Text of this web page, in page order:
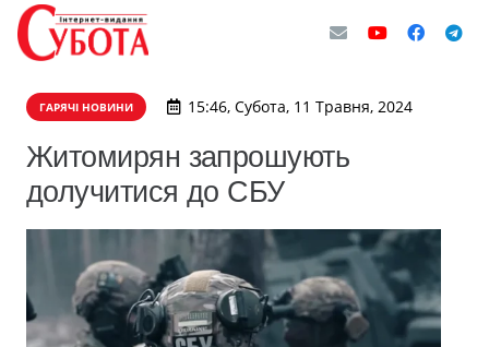
ГАРЯЧІ НОВИНИ 15:46, Субота, 11 Травня, 2024
Житомирян запрошують
долучитися до СБУ